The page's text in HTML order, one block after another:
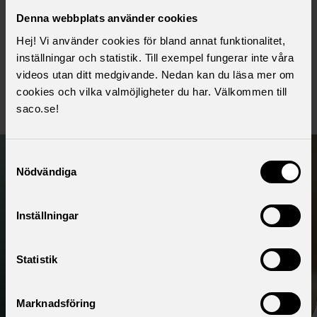
Denna webbplats använder cookies
Hej! Vi använder cookies för bland annat funktionalitet,
inställningar och statistik. Till exempel fungerar inte våra
videos utan ditt medgivande. Nedan kan du läsa mer om
cookies och vilka valmöjligheter du har. Välkommen till
saco.se!
Nödvändiga
Inställningar
Statistik
Marknadsföring
och svar samt ett försättsblad med
kommentarer från styrelsen. Använd länken
till höger. Nedan finns även en video med
presentation av resultatet som genomfördes i
samband med årsmötet 2022.